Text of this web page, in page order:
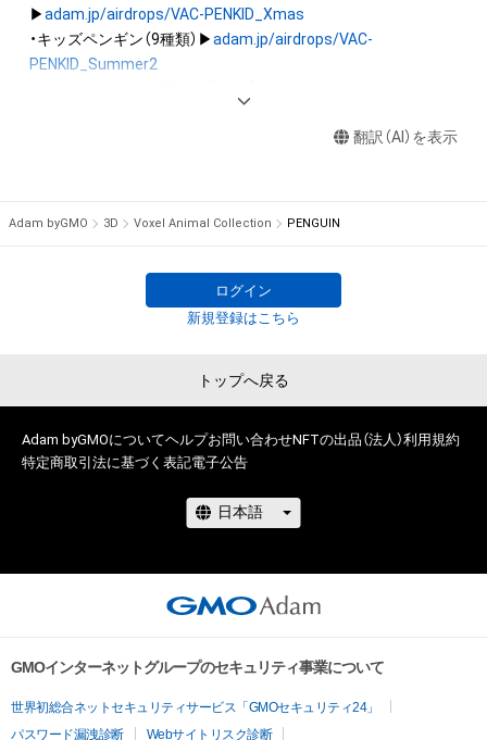
アイテムの保有者が有する権利」の範囲を超えた行為、知的財産
権を侵害するおそれのある行為(改変、公開、配布、逆コンパイ
ル、リバースエンジニアリングを含みますが、これに限定されま
・本アイテムに関する創作物の利用については、公序良俗や法令
に反する利用またはその恐れのある利用など、作成者が不適切
▶adam.jp/airdrops/VAC-PENKID_Xmas
・キッズペンギン（9種類）▶adam.jp/airdrops/VAC-
PENKID_Summer2
・フクロウ（3種類）▶ adam.jp/airdrops/VAC-OWL
adam.jp/airdrops/VAC-NY2024
翻訳（AI）を表示
Adam byGMO 3D Voxel Animal Collection PENGUIN
ログイン
新規登録はこちら
トップへ戻る
Adam byGMOについてヘルプお問い合わせNFTの出品（法人）利用規約
特定商取引法に基づく表記電子公告
GMOインターネットグループのセキュリティ事業について
世界初総合ネットセキュリティサービス「GMOセキュリティ24」
パスワード漏洩診断
Webサイトリスク診断